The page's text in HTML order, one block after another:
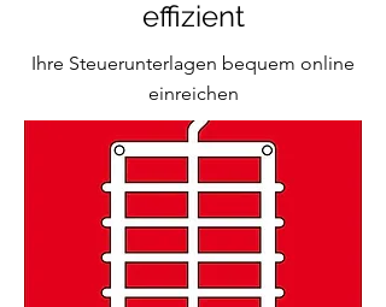
effizient
Ihre Steuerunterlagen bequem online
einreichen